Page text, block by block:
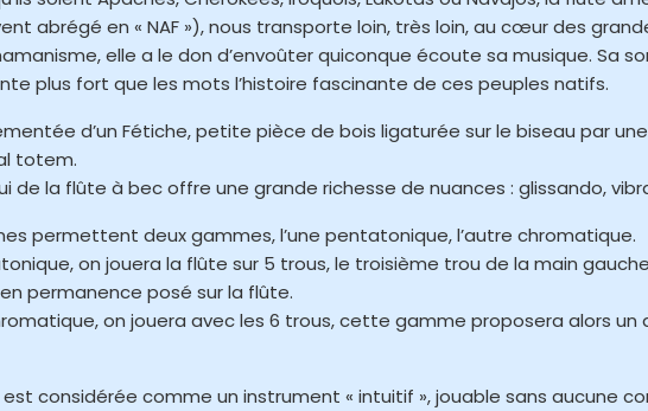
abrégé en « NAF »), nous transporte loin, très loin, au cœur des
elle a le don d’envoûter quiconque écoute sa musique. Sa
plus fort que les mots l’histoire fascinante de ces peuples natifs.
d’un Fétiche, petite pièce de bois ligaturée sur le biseau par
totem.
de la flûte à bec offre une grande richesse de nuances : glissando,
permettent deux gammes, l’une pentatonique, l’autre chromatique.
on jouera la flûte sur 5 trous, le troisième trou de la main
permanence posé sur la flûte.
on jouera avec les 6 trous, cette gamme proposera alors
considérée comme un instrument « intuitif », jouable sans aucune